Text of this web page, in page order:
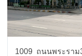
1009 ถนนพระราม